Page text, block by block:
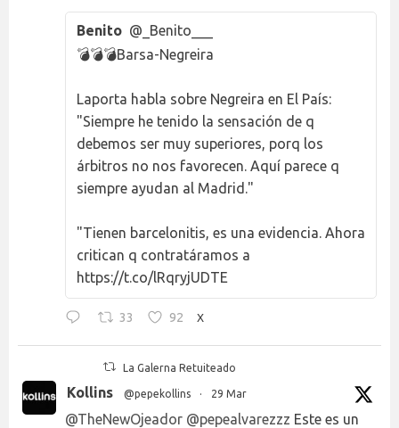
Benito @_Benito___
💣💣💣Barsa-Negreira
Laporta habla sobre Negreira en El País:
"Siempre he tenido la sensación de q
debemos ser muy superiores, porq los
árbitros no nos favorecen. Aquí parece q
siempre ayudan al Madrid."
"Tienen barcelonitis, es una evidencia. Ahora
critican q contratáramos a
https://t.co/lRqryjUDTE
33 92 X
La Galerna Retuiteado
Kollins @pepekollins · 29 Mar
@TheNewOjeador @pepealvarezzz Este es un